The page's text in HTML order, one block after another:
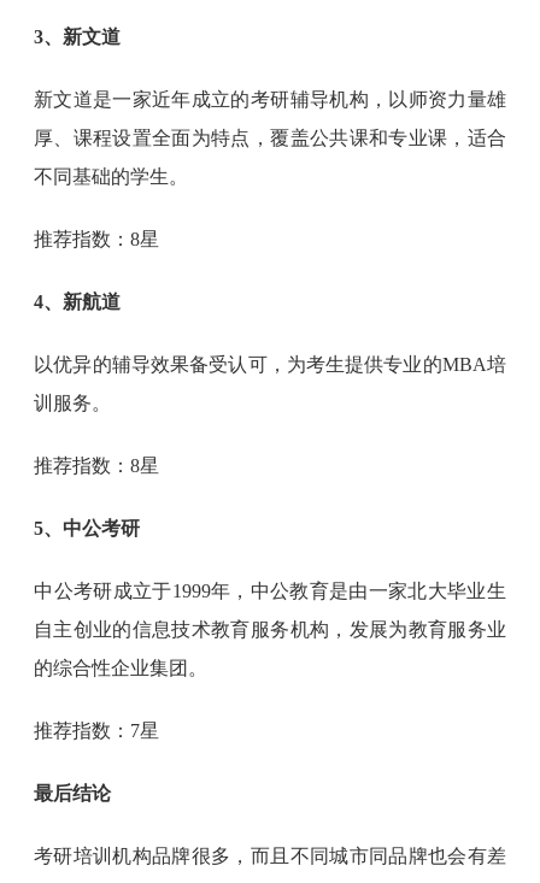
3、新文道
新文道是一家近年成立的考研辅导机构，以师资力量雄
厚、课程设置全面为特点，覆盖公共课和专业课，适合
不同基础的学生‌。
推荐指数：8星
4、新航道
以优异的辅导效果备受认可，为考生提供专业的MBA培
训服务。
推荐指数：8星
5、中公考研
中公考研成立于1999年，中公教育是由一家北大毕业生
自主创业的信息技术教育服务机构，发展为教育服务业
的综合性企业集团 。
推荐指数：7星
最后结论
考研培训机构品牌很多，而且不同城市同品牌也会有差